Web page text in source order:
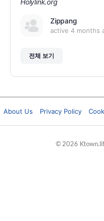
Zippang
active 4 months
전체 보기
About Us Privacy Policy
© 2026